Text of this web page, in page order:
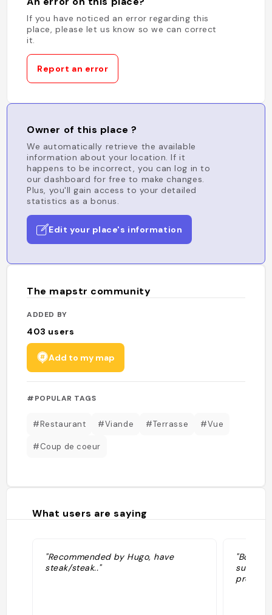
If you have noticed an error regarding this
place, please let us know so we can correct
it.
Report an error
Owner of this place ?
We automatically retrieve the available
information about your location. If it
happens to be incorrect, you can log in to
our dashboard for free to make changes.
Plus, you'll gain access to your detailed
statistics as a bonus.
Edit your place's information
The mapstr community
ADDED BY
403 users
Add to my map
#POPULAR TAGS
#Restaurant #Viande #Terrasse #Vue
#Coup de coeur
What users are saying
"Recommended by Hugo, have
steak/steak.."
"Bon
sur la